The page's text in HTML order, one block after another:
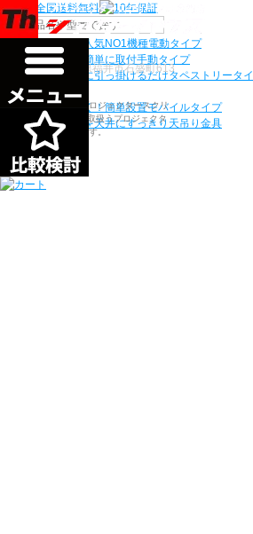
検索
機種から選ぶ
シアターハウス人気NO1機種電動タイプ
電源工事なしで簡単に取付手動タイプ
ネジ付きフックに引っ掛けるだけタペストリータイ
プ
持ち運びらくらく！簡単設置モバイルタイプ
プロジェクターを天井にすっきり 天吊り金具
〒910-0122 福井県福井市石盛町613
シアターハウスは、プロジェクタースクリ
ーンを全部で500以上取扱うプロジェクタ
ースクリーン専門店です。